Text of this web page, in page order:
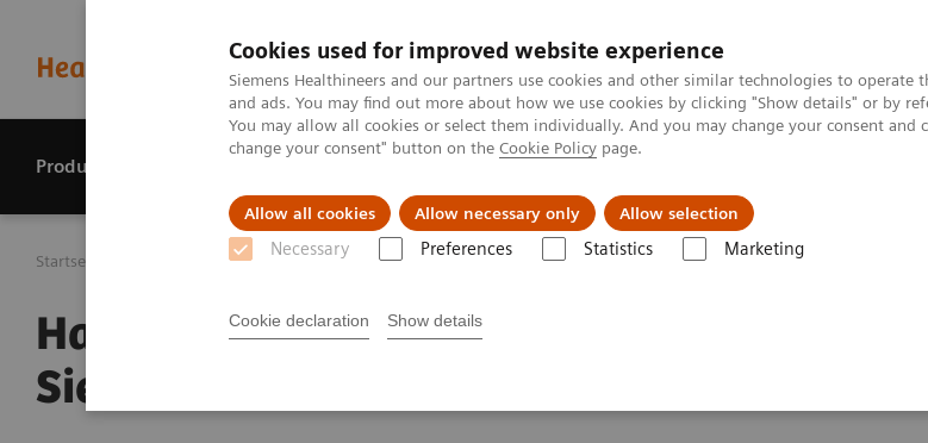
Cookies used for improved website experience
Siemens Healthineers and our partners use cookies and other similar technologies to operate
and ads. You may find out more about how we use cookies by clicking "Show details" or by
You may allow all cookies or select them individually. And you may change your consent and
change your consent" button on the Cookie Policy page.
Allow all cookies Allow necessary only Allow selection
Necessary Preferences Statistics Marketing
Cookie declaration Show details
Produkte & Services
Startseite Presse Center Press features Hauptversammlung 2025 der Siemens Healthineers AG
Hauptversammlung 2025 der
Siemens Healthineers AG